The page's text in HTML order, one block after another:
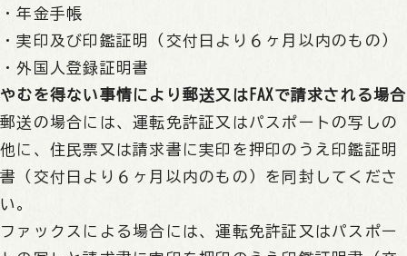
・年金手帳
・実印及び印鑑証明（交付日より６ヶ月以内のもの）
・外国人登録証明書
やむを得ない事情により郵送又はFAXで請求される場合
郵送の場合には、運転免許証又はパスポートの写しの
他に、住民票又は請求書に実印を押印のうえ印鑑証明
書（交付日より６ヶ月以内のもの）を同封してくださ
い。
ファックスによる場合には、運転免許証又はパスポー